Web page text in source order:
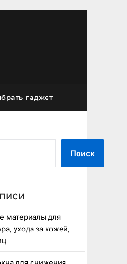
гаджет
Поиск
материалы для
ухода за кожей,